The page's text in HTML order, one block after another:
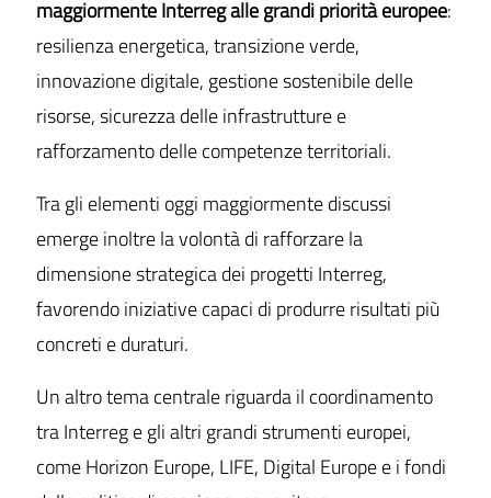
maggiormente Interreg alle grandi priorità europee:
resilienza energetica, transizione verde,
innovazione digitale, gestione sostenibile delle
risorse, sicurezza delle infrastrutture e
rafforzamento delle competenze territoriali.
Tra gli elementi oggi maggiormente discussi
emerge inoltre la volontà di rafforzare la
dimensione strategica dei progetti Interreg,
favorendo iniziative capaci di produrre risultati più
concreti e duraturi.
Un altro tema centrale riguarda il coordinamento
tra Interreg e gli altri grandi strumenti europei,
come Horizon Europe, LIFE, Digital Europe e i fondi